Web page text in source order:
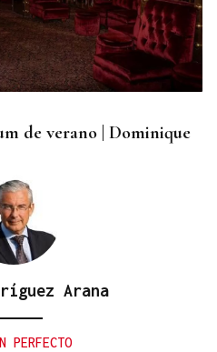
de verano | Dominique
Arana
PERFECTO